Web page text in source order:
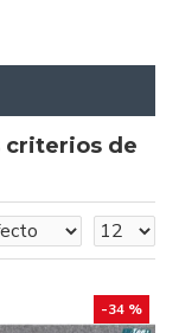
criterios de
-34 %